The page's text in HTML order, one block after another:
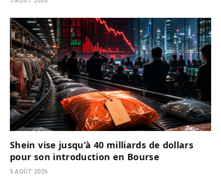
Shein vise jusqu’à 40 milliards de dollars
pour son introduction en Bourse
5 AOÛT 2026